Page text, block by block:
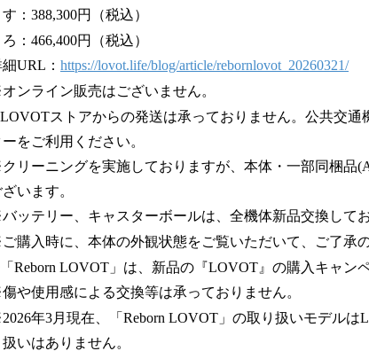
す：388,300円（税込）
ろ：466,400円（税込）
URL： https://lovot.life/blog/article/rebornlovot_20260321/
ンライン販売はございません。
ストアからの発送は承っておりません。公共交通
ーをご利用ください。
リーニングを実施しておりますが、本体・一部同梱品
ざいます。
ッテリー、キャスターボールは、全機体新品交換してお
購入時に、本体の外観状態をご覧いただいて、ご了承
Reborn LOVOT」は、新品の『LOVOT』の購入キャン
や使用感による交換等は承っておりません。
年3月現在、「Reborn LOVOT」の取り扱いモデル
扱いはありません。